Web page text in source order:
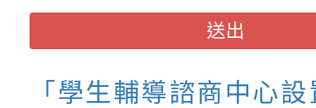
送出
「學生輔導諮商中心